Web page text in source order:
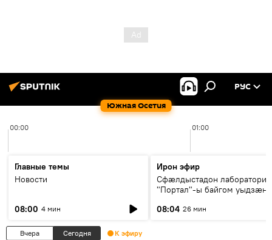
Южная Осетия
РУС
00:00 01:00
Главные темы
Новости
08:00 4 мин
Ирон эфир
Сфæлдыстадон лаборатори
"Портал"-ы байгом уыдзæн
Æхсары куыстыты равдыст
08:04 26 мин
Вчера Сегодня К эфиру